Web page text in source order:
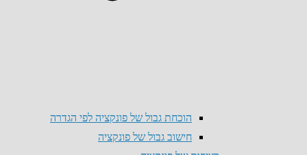
הוכחת גבול של פונקציה לפי הגדרה
חישוב גבול של פונקציה